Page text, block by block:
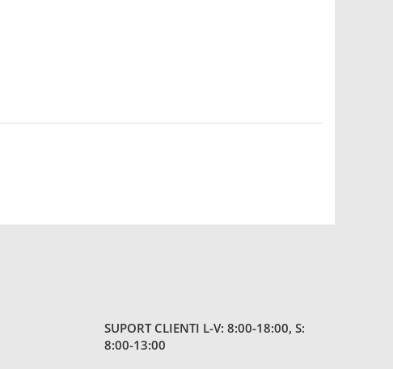
SUPORT CLIENTI L-V: 8:00-18:00, S:
8:00-13:00